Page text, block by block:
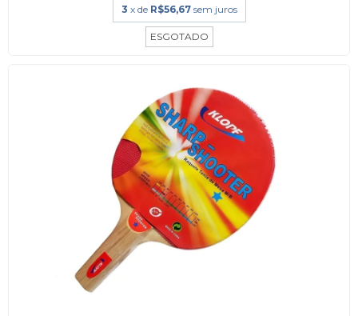
3 x de R$56,67 sem juros
ESGOTADO